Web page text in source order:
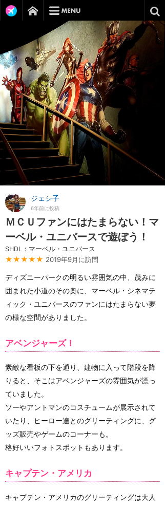
ジェシ子
6年前に投稿
ＭＣＵファンにはたまらない！マ
ーベル・ユニバースで遊ぼう！
SHDL：マーベル・ユニバース
★★★★★ 2019年9月に訪問
ディズニーパークの明るい雰囲気の中、茂みに
囲まれた小道のその奥に、マーベル・シネマテ
ィック・ユニバースのファンにはたまらない夢
の様な空間がありました。
アベンジャーズ！
素敵な看板の下を通り、建物に入って階段を降
りると、そこはアベンジャーズの雰囲気が漂っ
ていました。
ソーやアントマンのコスチュームが展示されて
いたり、ヒーロー達とのグリーティングに、グ
ッズ販売やゲームのコーナーも。
格好いいフォトスポットもあります。
キャプテン・アメリカ
キャプテン・アメリカのグリーティングは大人